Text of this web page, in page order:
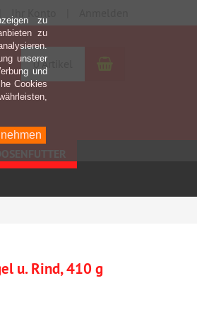
Ihr Konto
0 Artikel
u. Rind, 410 g
zu
zu
unserer
und
Cookies